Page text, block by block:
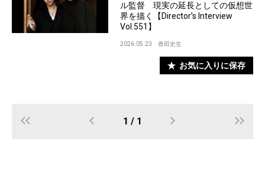
ル監督 現実の延長としての仮想世
界を描く【Director’s Interview
Vol.551】
2026.05.23 香田史生
お気に入りに保存
1 / 1